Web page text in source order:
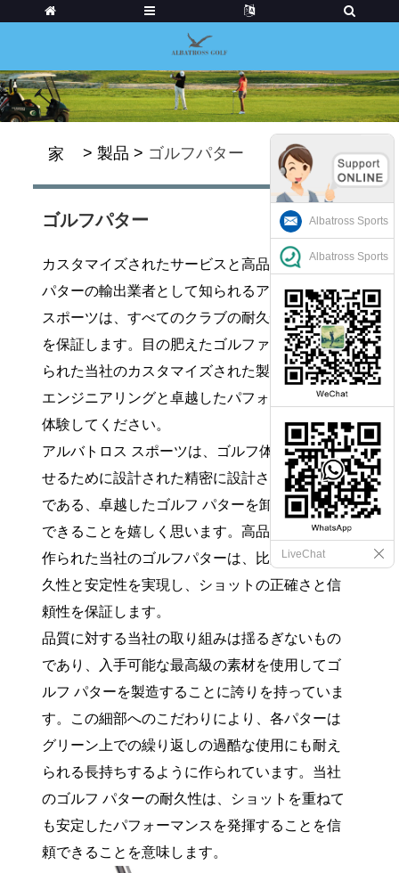
家 > 製品 > ゴルフパター
ゴルフパター
カスタマイズされたサービスと高品質のゴルフ
パターの輸出業者として知られるアルバトロス
スポーツは、すべてのクラブの耐久性と安定性
を保証します。目の肥えたゴルファー向けに作
られた当社のカスタマイズされた製品で、精密
エンジニアリングと卓越したパフォーマンスを
体験してください。
アルバトロス スポーツは、ゴルフ体験を向上さ
せるために設計された精密に設計されたツール
である、卓越したゴルフ パターを卸価格で提供
できることを嬉しく思います。高品質の素材で
作られた当社のゴルフパターは、比類のない耐
久性と安定性を実現し、ショットの正確さと信
頼性を保証します。
品質に対する当社の取り組みは揺るぎないもの
であり、入手可能な最高級の素材を使用してゴ
ルフ パターを製造することに誇りを持っていま
す。この細部へのこだわりにより、各パターは
グリーン上での繰り返しの過酷な使用にも耐え
られる長持ちするように作られています。当社
のゴルフ パターの耐久性は、ショットを重ねて
も安定したパフォーマンスを発揮することを信
頼できることを意味します。
Albatross Sports
Albatross Sports
LiveChat